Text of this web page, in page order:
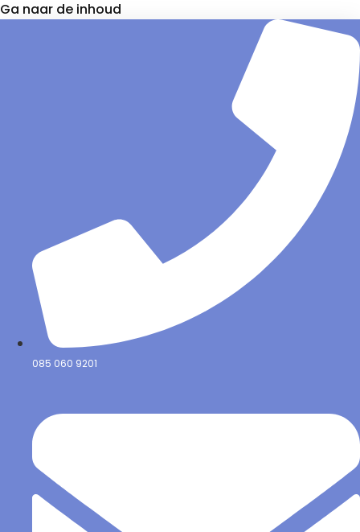
Ga naar de inhoud
085 060 9201